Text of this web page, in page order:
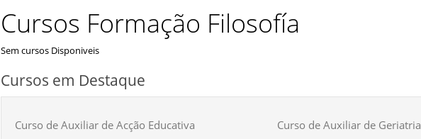
Cursos Formação Filosofía
Sem cursos Disponiveis
Cursos em Destaque
Curso de Auxiliar de Acção Educativa Curso de Auxiliar de Geriatria